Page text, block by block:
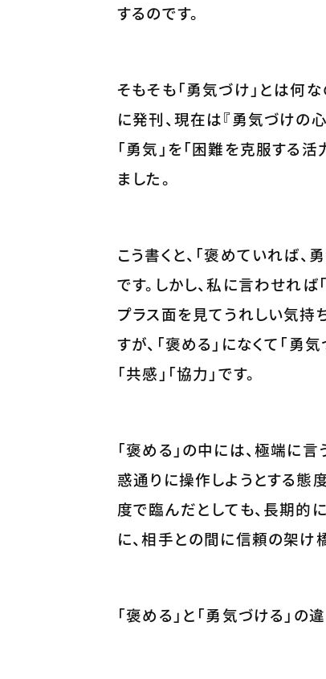
するのです。
そもそも「勇気づけ」とは何
に発刊、現在は『勇気づけの
「勇気」を「困難を克服する
ました。
こう書くと、「褒めていれば
です。しかし、私に言わせれ
プラス面を見てうれしい気持
すが、「褒める」になくて「勇
「共感」「協力」です。
「褒める」の中には、極端に
惑通りに操作しようとする態
度で臨んだとしても、長期的
に、相手との間に信頼の架け
「褒める」と「勇気づける」の